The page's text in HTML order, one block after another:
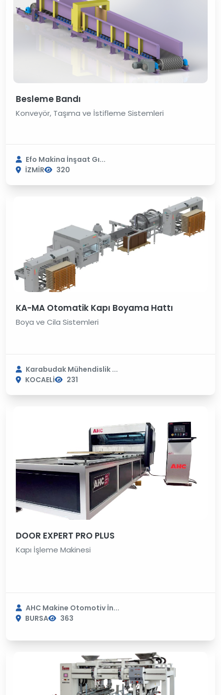
Besleme Bandı
Konveyör, Taşıma ve İstifleme Sistemleri
Efo Makina İnşaat Gı...
İZMİR
320
KA-MA Otomatik Kapı Boyama Hattı
Boya ve Cila Sistemleri
Karabudak Mühendislik ...
KOCAELİ
231
DOOR EXPERT PRO PLUS
Kapı İşleme Makinesi
AHC Makine Otomotiv İn...
BURSA
363